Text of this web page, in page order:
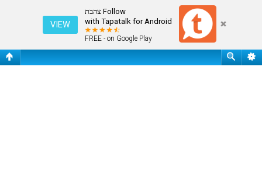
Follow צהבת
with Tapatalk for Android
FREE - on Google Play
VIEW
חיפוש